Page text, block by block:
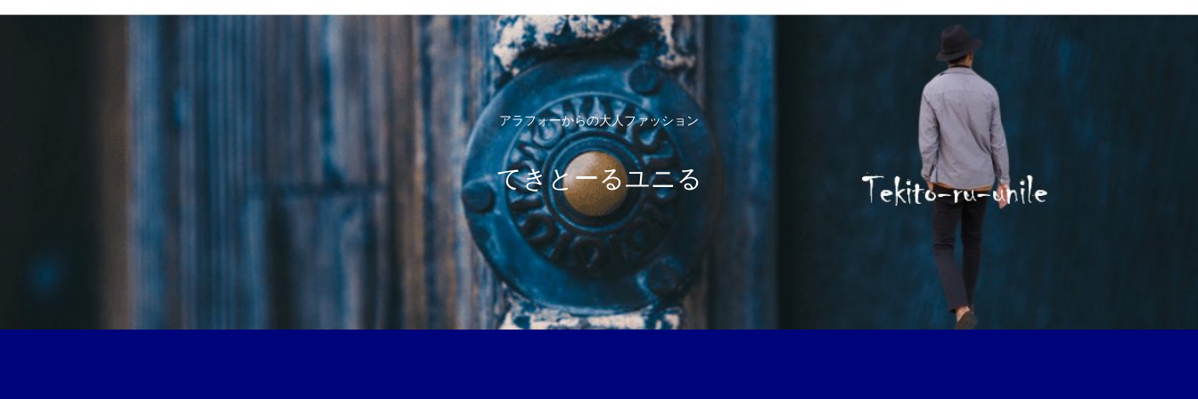
アラフォーからの大人ファッション
てきとーるユニる